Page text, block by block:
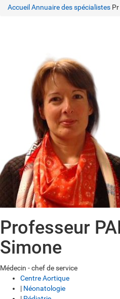
Accueil Annuaire des spécialistes
Professeur
Simone
Médecin - chef de service
Centre Aortique
| Néonatologie